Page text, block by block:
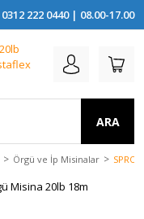
0312 222 0440 | 08.00-17.00
ARA
Örgü ve İp Misinalar SPRO